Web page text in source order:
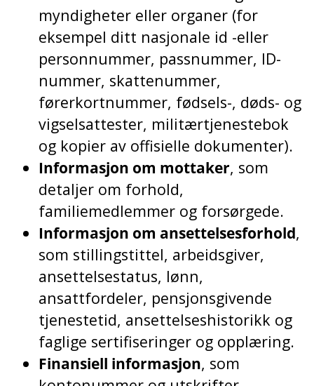
myndigheter eller organer (for
eksempel ditt nasjonale id -eller
personnummer, passnummer, ID-
nummer, skattenummer,
førerkortnummer, fødsels-, døds- og
vigselsattester, militærtjenestebok
og kopier av offisielle dokumenter).
Informasjon om mottaker, som
detaljer om forhold,
familiemedlemmer og forsørgede.
Informasjon om ansettelsesforhold,
som stillingstittel, arbeidsgiver,
ansettelsestatus, lønn,
ansattfordeler, pensjonsgivende
tjenestetid, ansettelseshistorikk og
faglige sertifiseringer og opplæring.
Finansiell informasjon, som